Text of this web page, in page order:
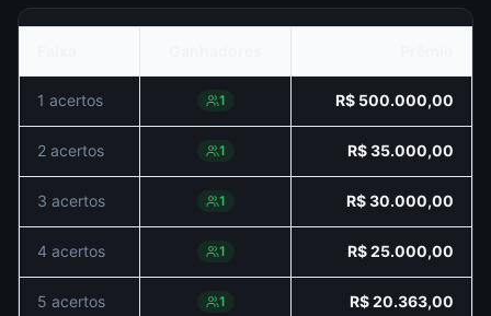
1 acertos 1 R$ 500.000,00
2 acertos 1 R$ 35.000,00
3 acertos 1 R$ 30.000,00
4 acertos 1 R$ 25.000,00
5 acertos 1 R$ 20.363,00